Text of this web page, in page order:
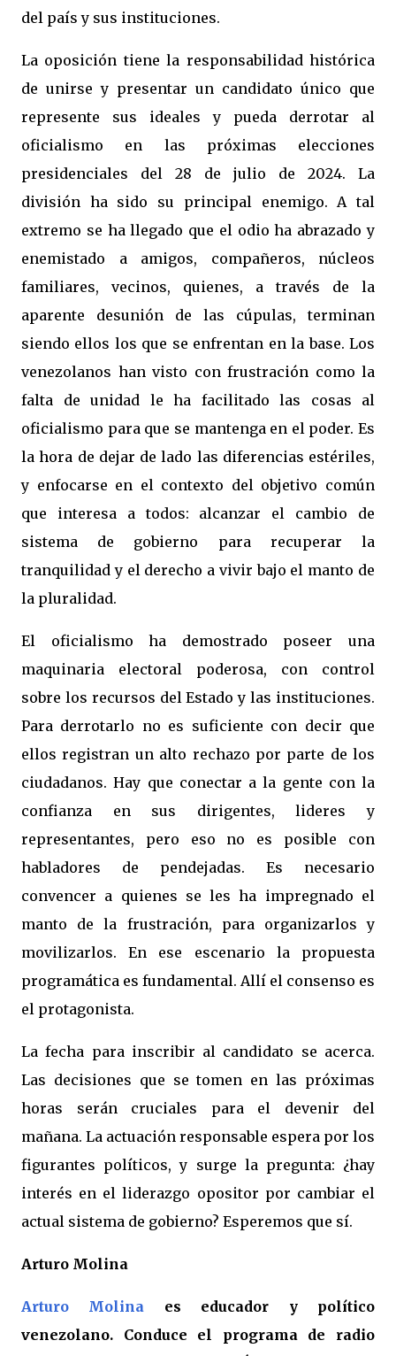
del país y sus instituciones.
La oposición tiene la responsabilidad histórica
de unirse y presentar un candidato único que
represente sus ideales y pueda derrotar al
oficialismo en las próximas elecciones
presidenciales del 28 de julio de 2024. La
división ha sido su principal enemigo. A tal
extremo se ha llegado que el odio ha abrazado y
enemistado a amigos, compañeros, núcleos
familiares, vecinos, quienes, a través de la
aparente desunión de las cúpulas, terminan
siendo ellos los que se enfrentan en la base. Los
venezolanos han visto con frustración como la
falta de unidad le ha facilitado las cosas al
oficialismo para que se mantenga en el poder. Es
la hora de dejar de lado las diferencias estériles,
y enfocarse en el contexto del objetivo común
que interesa a todos: alcanzar el cambio de
sistema de gobierno para recuperar la
tranquilidad y el derecho a vivir bajo el manto de
la pluralidad.
El oficialismo ha demostrado poseer una
maquinaria electoral poderosa, con control
sobre los recursos del Estado y las instituciones.
Para derrotarlo no es suficiente con decir que
ellos registran un alto rechazo por parte de los
ciudadanos. Hay que conectar a la gente con la
confianza en sus dirigentes, lideres y
representantes, pero eso no es posible con
habladores de pendejadas. Es necesario
convencer a quienes se les ha impregnado el
manto de la frustración, para organizarlos y
movilizarlos. En ese escenario la propuesta
programática es fundamental. Allí el consenso es
el protagonista.
La fecha para inscribir al candidato se acerca.
Las decisiones que se tomen en las próximas
horas serán cruciales para el devenir del
mañana. La actuación responsable espera por los
figurantes políticos, y surge la pregunta: ¿hay
interés en el liderazgo opositor por cambiar el
actual sistema de gobierno? Esperemos que sí.
Arturo Molina
Arturo Molina es educador y político
venezolano. Conduce el programa de radio